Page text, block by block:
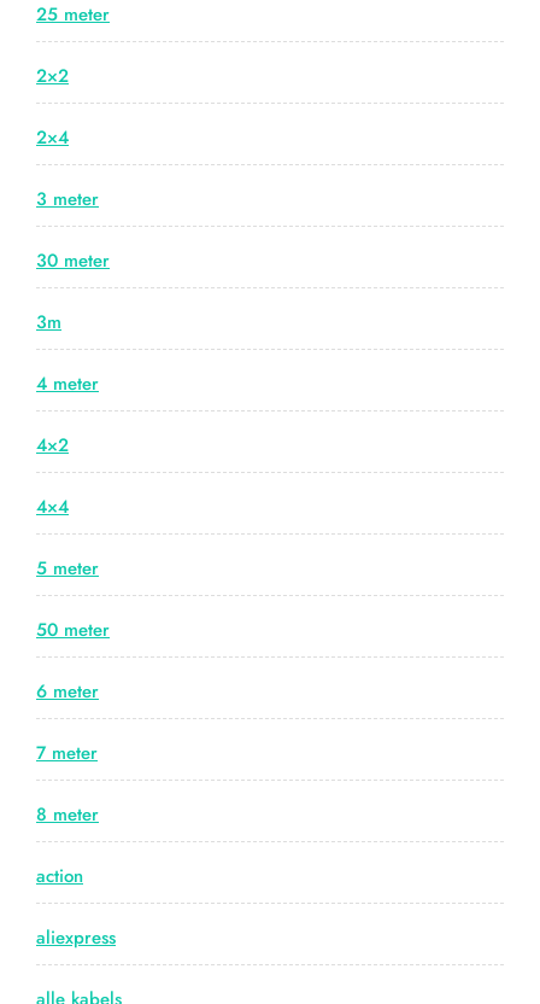
25 meter
2×2
2×4
3 meter
30 meter
3m
4 meter
4×2
4×4
5 meter
50 meter
6 meter
7 meter
8 meter
action
aliexpress